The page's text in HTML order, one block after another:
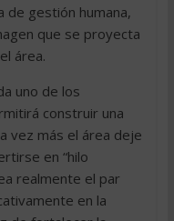
de gestión humana,
que se proyecta
área.
uno de los
construir una
vez más el área deje
en “hilo
realmente el par
en la